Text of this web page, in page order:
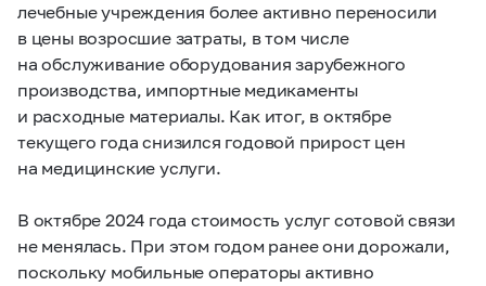
лечебные учреждения более активно переносили
в цены возросшие затраты, в том числе
на обслуживание оборудования зарубежного
производства, импортные медикаменты
и расходные материалы. Как итог, в октябре
текущего года снизился годовой прирост цен
на медицинские услуги.
В октябре 2024 года стоимость услуг сотовой связи
не менялась. При этом годом ранее они дорожали,
поскольку мобильные операторы активно